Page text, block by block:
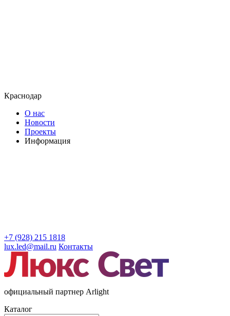
Краснодар
О нас
Новости
Проекты
Информация
+7 (928) 215 1818
lux.led@mail.ru Контакты
официальный партнер Arlight
Каталог